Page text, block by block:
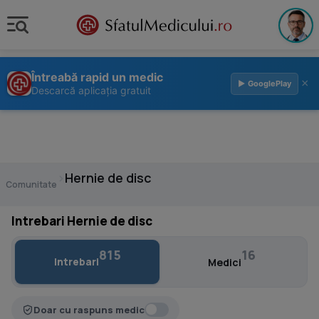
Întreabă rapid un medic
Descarcă aplicația gratuit
▶ GooglePlay ×
Comunitate Hernie de disc
Intrebari Hernie de disc
Intrebari815 Medici16
Doar cu raspuns medic